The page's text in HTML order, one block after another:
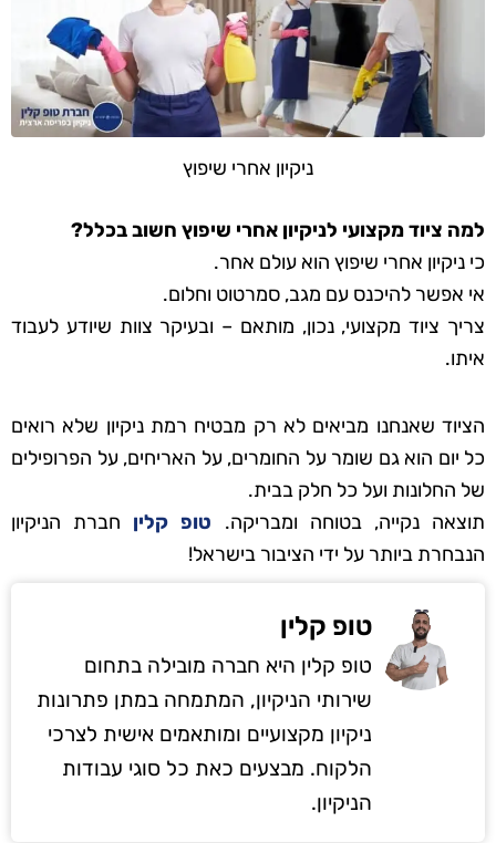
ניקיון אחרי שיפוץ
למה ציוד מקצועי לניקיון אחרי שיפוץ חשוב בכלל?
כי ניקיון אחרי שיפוץ הוא עולם אחר.
אי אפשר להיכנס עם מגב, סמרטוט וחלום.
צריך ציוד מקצועי, נכון, מותאם – ובעיקר צוות שיודע לעבוד
איתו.
הציוד שאנחנו מביאים לא רק מבטיח רמת ניקיון שלא רואים
כל יום הוא גם שומר על החומרים, על האריחים, על הפרופילים
של החלונות ועל כל חלק בבית.
תוצאה נקייה, בטוחה ומבריקה. טופ קלין חברת הניקיון
הנבחרת ביותר על ידי הציבור בישראל!
טופ קלין
טופ קלין היא חברה מובילה בתחום
שירותי הניקיון, המתמחה במתן פתרונות
ניקיון מקצועיים ומותאמים אישית לצרכי
הלקוח. מבצעים כאת כל סוגי עבודות
הניקיון.